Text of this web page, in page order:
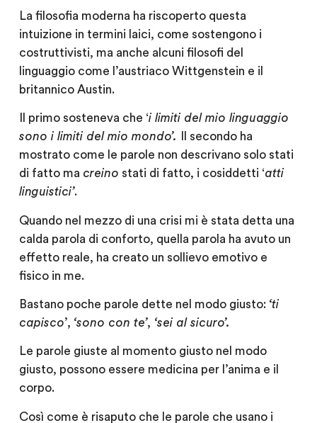
La filosofia moderna ha riscoperto questa
intuizione in termini laici, come sostengono i
costruttivisti, ma anche alcuni filosofi del
linguaggio come l’austriaco Wittgenstein e il
britannico Austin.
Il primo sosteneva che ‘i limiti del mio linguaggio
sono i limiti del mio mondo’.
Il secondo ha
mostrato come le parole non descrivano solo stati
di fatto ma creino stati di fatto, i cosiddetti ‘atti
linguistici’.
Quando nel mezzo di una crisi mi è stata detta una
calda parola di conforto, quella parola ha avuto un
effetto reale, ha creato un sollievo emotivo e
fisico in me.
Bastano poche parole dette nel modo giusto: ‘ti
capisco’, ‘sono con te’, ‘sei al sicuro’.
Le parole giuste al momento giusto nel modo
giusto, possono essere medicina per l’anima e il
corpo.
Così come è risaputo che le parole che usano i